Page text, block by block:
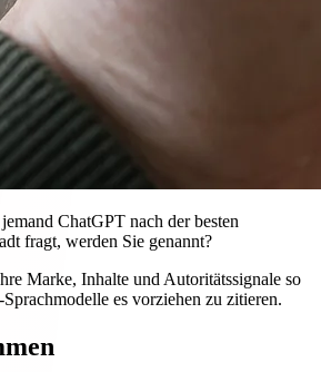
ChatGPT nach der besten
fragt, werden Sie genannt?
Marke, Inhalte und Autoritätssignale so
es vorziehen zu zitieren.